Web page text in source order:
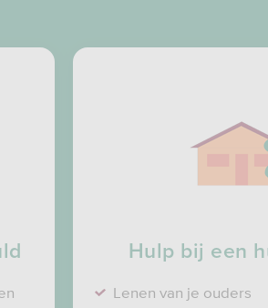
Hulp bij een
Lenen van je ouders